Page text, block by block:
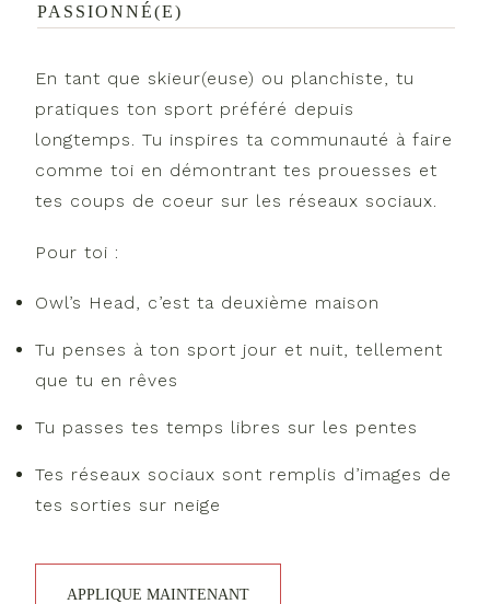
PASSIONNÉ(E)
En tant que skieur(euse) ou planchiste, tu
pratiques ton sport préféré depuis
longtemps. Tu inspires ta communauté à faire
comme toi en démontrant tes prouesses et
tes coups de coeur sur les réseaux sociaux.
Pour toi :
Owl’s Head, c’est ta deuxième maison
Tu penses à ton sport jour et nuit, tellement
que tu en rêves
Tu passes tes temps libres sur les pentes
Tes réseaux sociaux sont remplis d’images de
tes sorties sur neige
APPLIQUE MAINTENANT